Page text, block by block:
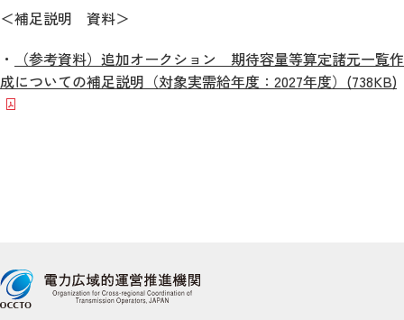
＜補足説明 資料＞
・
（参考資料）追加オークション 期待容量等算定諸元一覧作
成についての補足説明（対象実需給年度：2027年度）(738KB)